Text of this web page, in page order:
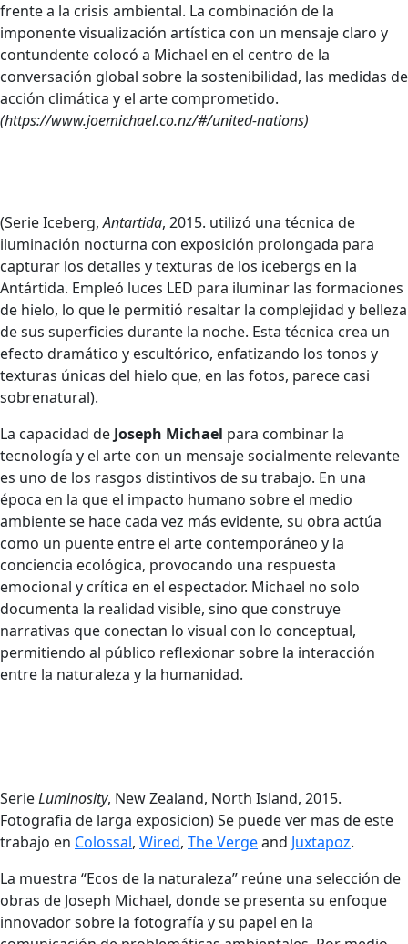
frente a la crisis ambiental. La combinación de la
imponente visualización artística con un mensaje claro y
contundente colocó a Michael en el centro de la
conversación global sobre la sostenibilidad, las medidas de
acción climática y el arte comprometido.
(https://www.joemichael.co.nz/#/united-nations)
(Serie Iceberg,Antartida, 2015. utilizó una técnica de
iluminación nocturna con exposición prolongada para
capturar los detalles y texturas de los icebergs en la
Antártida. Empleó luces LED para iluminar las formaciones
de hielo, lo que le permitió resaltar la complejidad y belleza
de sus superficies durante la noche. Esta técnica crea un
efecto dramático y escultórico, enfatizando los tonos y
texturas únicas del hielo que, en las fotos, parece casi
sobrenatural).
La capacidad de Joseph Michael para combinar la
tecnología y el arte con un mensaje socialmente relevante
es uno de los rasgos distintivos de su trabajo. En una
época en la que el impacto humano sobre el medio
ambiente se hace cada vez más evidente, su obra actúa
como un puente entre el arte contemporáneo y la
conciencia ecológica, provocando una respuesta
emocional y crítica en el espectador. Michael no solo
documenta la realidad visible, sino que construye
narrativas que conectan lo visual con lo conceptual,
permitiendo al público reflexionar sobre la interacción
entre la naturaleza y la humanidad.
SerieLuminosity, New Zealand, North Island, 2015.
Fotografia de larga exposicion) Se puede ver mas de este
trabajo en Colossal, Wired, The Vergeand Juxtapoz.
La muestra “Ecos de la naturaleza” reúne una selección de
obras de Joseph Michael, donde se presenta su enfoque
innovador sobre la fotografía y su papel en la